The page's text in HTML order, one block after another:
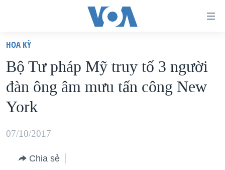
truy
cập
Tới
nội
chính
VIỆT NAM
HOA KỲ
BIỂN ĐÔNG
THẾ GIỚI
DIỄN ĐÀN
HOA KỲ
Bộ Tư pháp Mỹ truy tố 3 người
đàn ông âm mưu tấn công New
York
07/10/2017
Chia sẻ